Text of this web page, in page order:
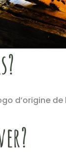
d’origine